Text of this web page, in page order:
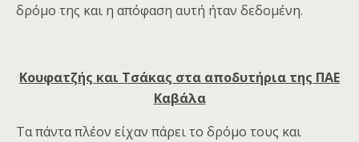
δρόμο της και η απόφαση αυτή ήταν δεδομένη.
Κουφατζής και Τσάκας στα αποδυτήρια της ΠΑΕ
Καβάλα
Τα πάντα πλέον είχαν πάρει το δρόμο τους και